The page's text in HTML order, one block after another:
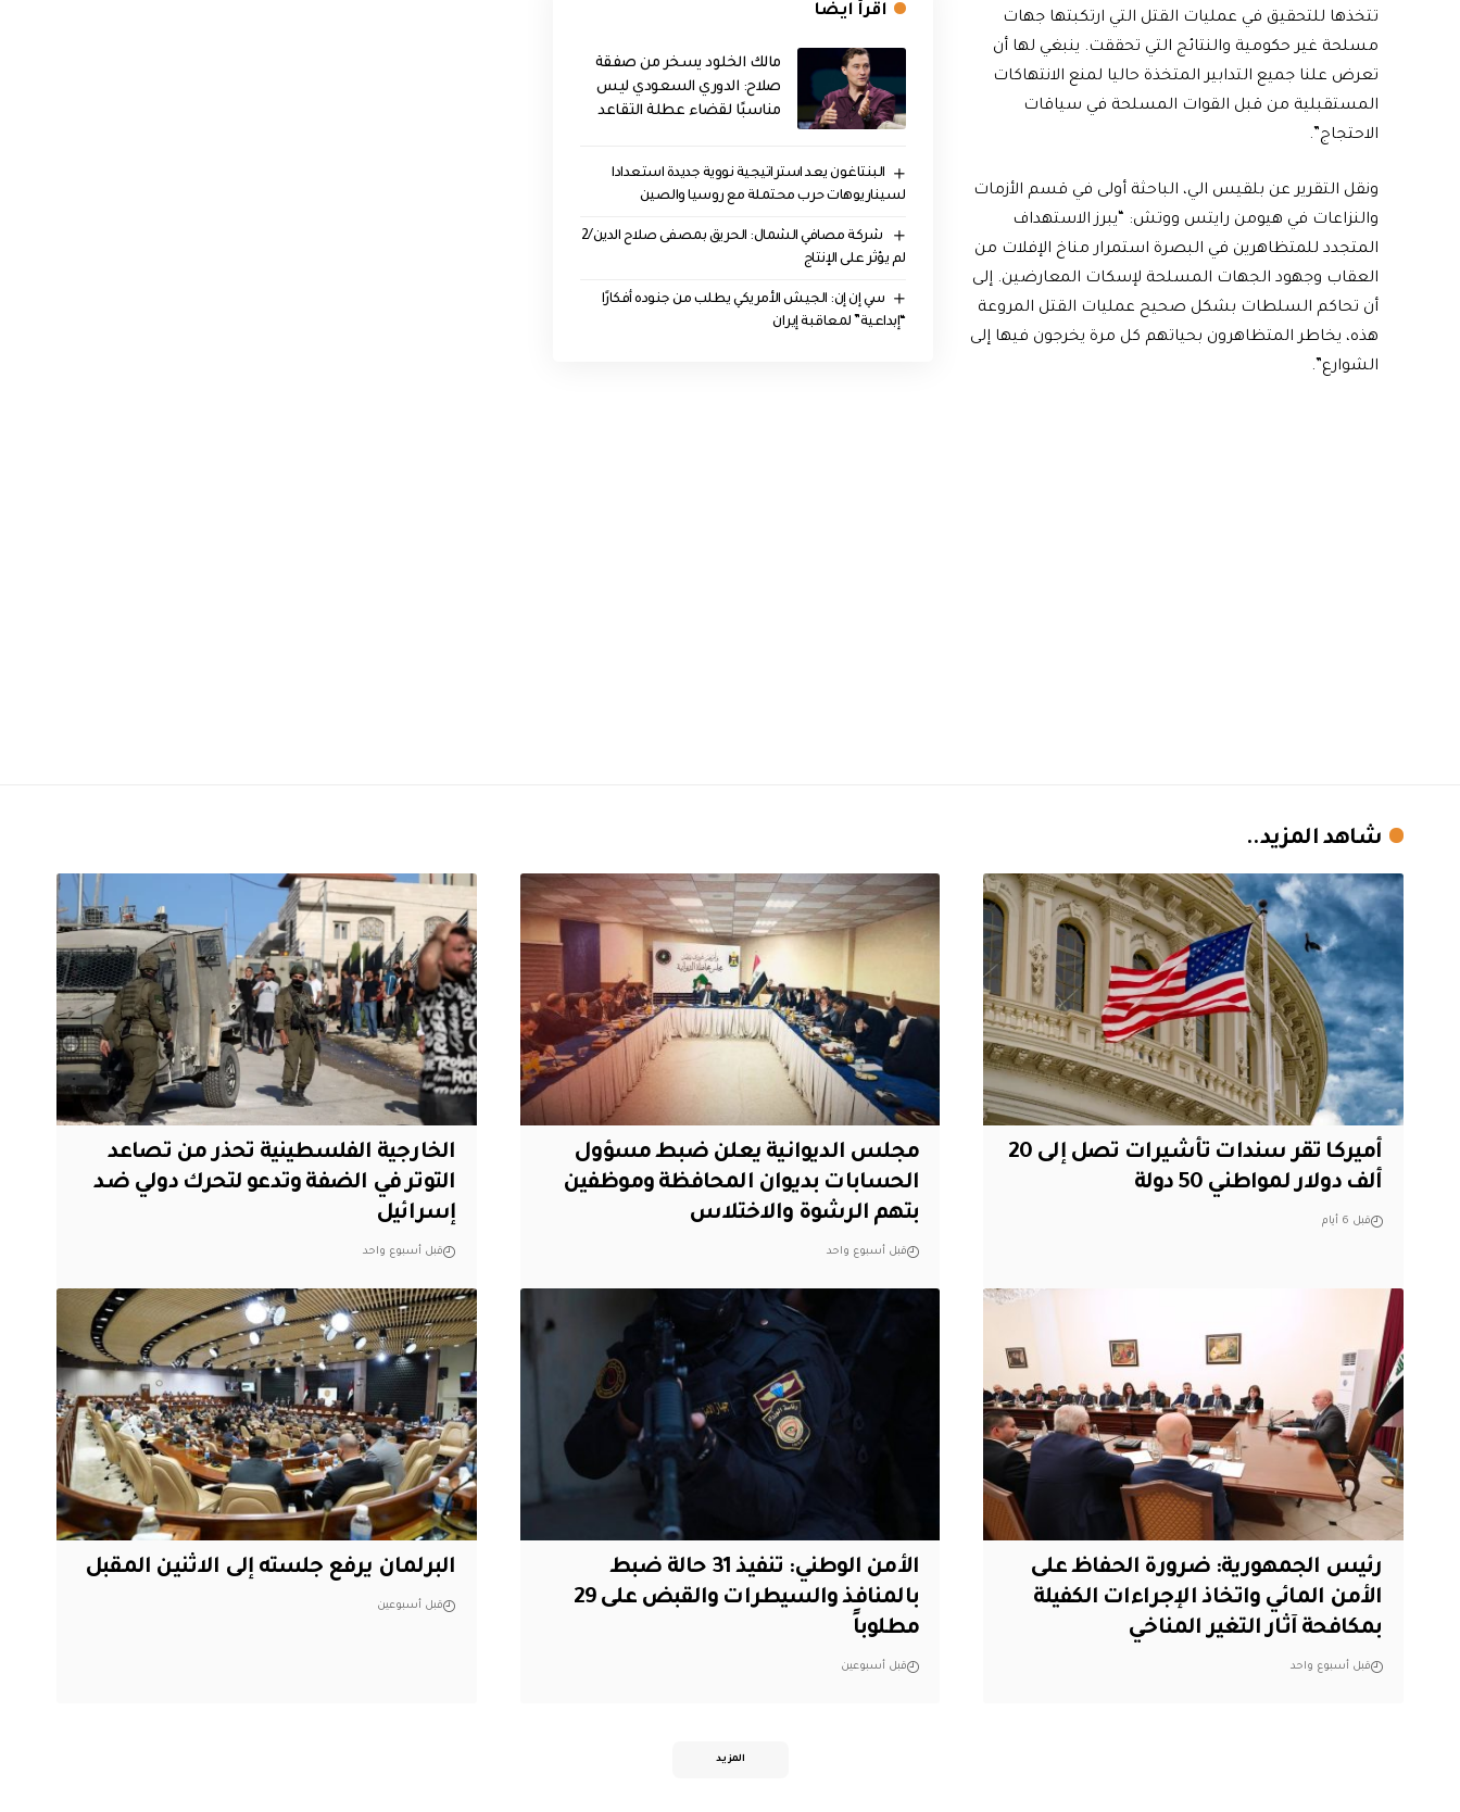
اقرأ ايضا
مالك الخلود يسخر من صفقة
صلاح: الدوري السعودي ليس
مناسبًا لقضاء عطلة التقاعد
البنتاغون يعد استراتيجية نووية جديدة استعدادا
لسيناريوهات حرب محتملة مع روسيا والصين
‏ شركة مصافي الشمال: الحريق بمصفى صلاح الدين/2
لم يؤثر على الإنتاج
سي إن إن: الجيش الأمريكي يطلب من جنوده أفكارًا
“إبداعية” لمعاقبة إيران
تتخذها للتحقيق في عمليات القتل التي ارتكبتها جهات
مسلحة غير حكومية والنتائج التي تحققت. ينبغي لها أن
تعرض علنا جميع التدابير المتخذة حاليا لمنع الانتهاكات
المستقبلية من قبل القوات المسلحة في سياقات
الاحتجاج”.
ونقل التقرير عن بلقيس الي، الباحثة أولى في قسم الأزمات
والنزاعات في هيومن رايتس ووتش: “يبرز الاستهداف
المتجدد للمتظاهرين في البصرة استمرار مناخ الإفلات من
العقاب وجهود الجهات المسلحة لإسكات المعارضين. إلى
أن تحاكم السلطات بشكل صحيح عمليات القتل المروعة
هذه، يخاطر المتظاهرون بحياتهم كل مرة يخرجون فيها إلى
الشوارع”.
شاهد المزيد..
أميركا تقر سندات تأشيرات تصل إلى 20
ألف دولار لمواطني 50 دولة
قبل 6 أيام
مجلس الديوانية يعلن ضبط مسؤول
الحسابات بديوان المحافظة وموظفين
بتهم الرشوة والاختلاس
قبل أسبوع واحد
الخارجية الفلسطينية تحذر من تصاعد
التوتر في الضفة وتدعو لتحرك دولي ضد
إسرائيل
قبل أسبوع واحد
رئيس الجمهورية: ضرورة الحفاظ على
الأمن المائي واتخاذ الإجراءات الكفيلة
بمكافحة آثار التغير المناخي
قبل أسبوع واحد
الأمن الوطني: تنفيذ 31 حالة ضبط
بالمنافذ والسيطرات والقبض على 29
مطلوباً
قبل أسبوعين
البرلمان يرفع جلسته إلى الاثنين المقبل
قبل أسبوعين
المزيد